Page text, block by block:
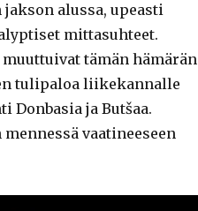
alussa, upeasti
mittasuhteet.
tämän hämärän
tulipaloa liikekannalle
ja Butšaa.
vaatineeseen